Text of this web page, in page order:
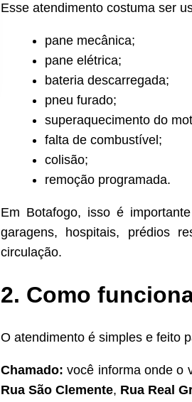
Esse atendimento costuma ser
pane mecânica;
pane elétrica;
bateria descarregada;
pneu furado;
superaquecimento do
falta de combustível;
colisão;
remoção programada.
Em Botafogo, isso é
garagens, hospitais, prédios
circulação.
2. Como
O atendimento é simples e feito
Chamado: você informa onde o
Rua São Clemente, Rua Real